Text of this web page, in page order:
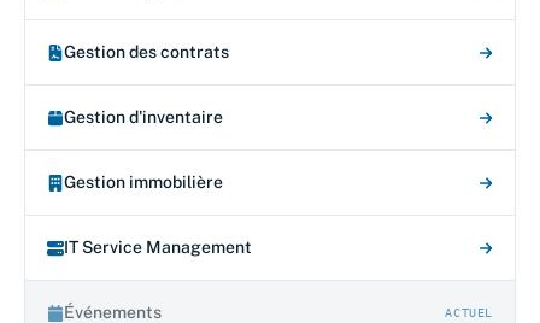
Gestion des contrats
Gestion d'inventaire
Gestion immobilière
IT Service Management
Événements ACTUEL